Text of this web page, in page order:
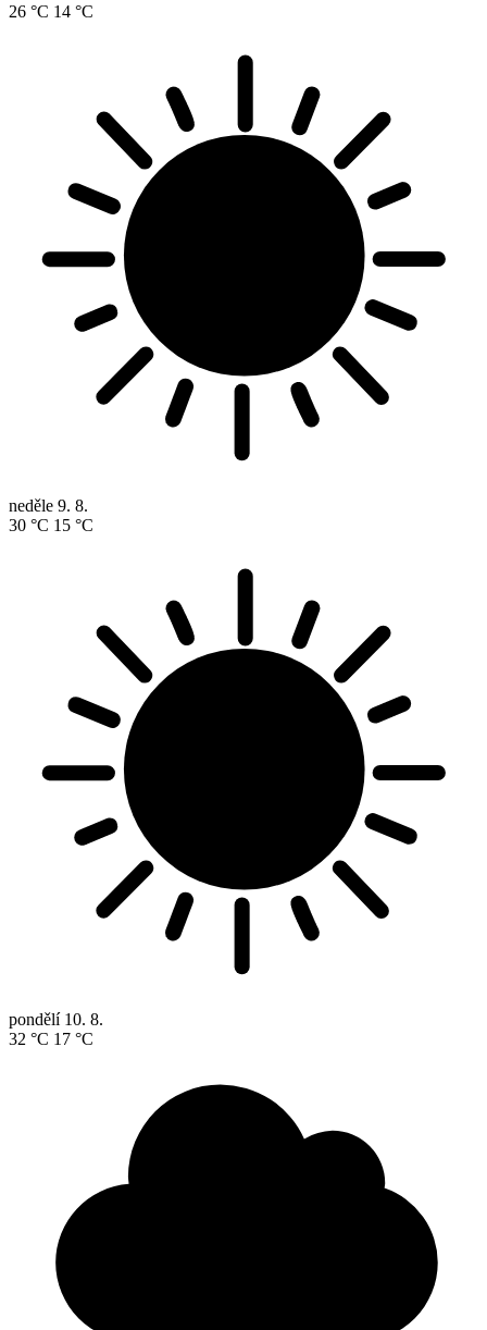
26 °C 14 °C
neděle 9. 8.
30 °C 15 °C
pondělí 10. 8.
32 °C 17 °C